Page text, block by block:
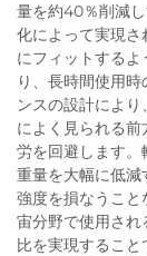
量を約40％削減
化によって実現
にフィットする
り、長時間使用
ンスの設計によ
によく見られる
労を回避します
重量を大幅に低
強度を損なうこ
宙分野で使用さ
比を実現するこ